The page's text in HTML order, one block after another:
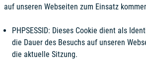
auf unseren Webseiten zum Einsatz
PHPSESSID: Dieses Cookie dient als
die Dauer des Besuchs auf unseren
die aktuelle Sitzung.